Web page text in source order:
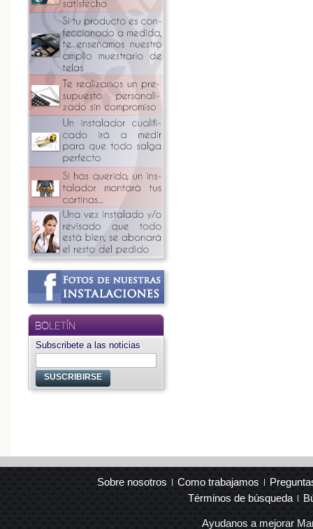
BOLETÍN
Subscribete a las noticias
SUSCRIBIRSE
Sobre nosotros Como trabajamos
Términos de búsqueda
Ayudanos a mejorar